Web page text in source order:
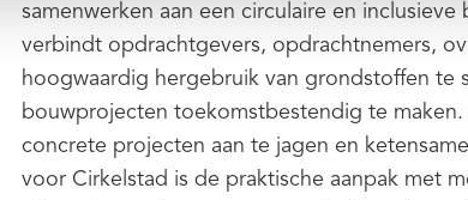
samenwerken aan een circulaire en
verbindt opdrachtgevers, opdrachtnemers,
hoogwaardig hergebruik van grondstoffen te
bouwprojecten toekomstbestendig te
concrete projecten aan te jagen en
voor Cirkelstad is de praktische aanpak met